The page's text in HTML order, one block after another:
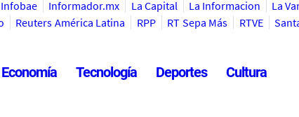
Infobae Informador.mx La Capital La Informacion La
Reuters América Latina RPP RT Sepa Más RTVE
Economía Tecnología Deportes Cultura